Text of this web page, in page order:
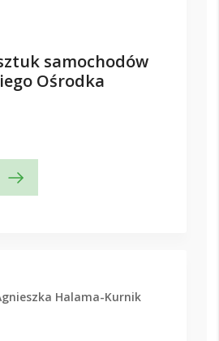
samochodów
Ośrodka
Halama-Kurnik